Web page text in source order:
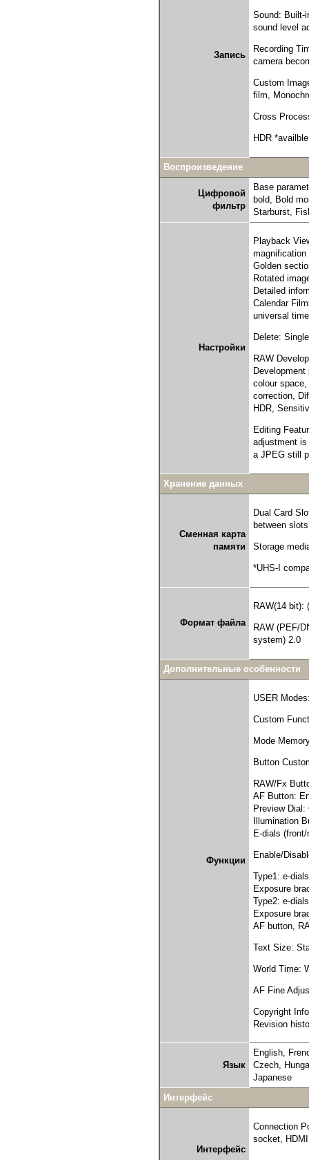
Запись
Sound: Built-
sound level
Recording
camera
Custom
film,
Cross
HDR
Воспроизведение
Цифровой
фильтр
Base
bold, Bold
Starburst,
Настройки
Playback
Golden
Rotated
Detailed
Calendar
universal
Delete:
RAW
colour
correction,
HDR,
Editing
adjustment is
a JPEG still
Хранение данных
Сменная карта
памяти
Dual Card
between
Storage
*UHS-I
Формат файла
RAW(14 bit):
RAW (PEF/
system) 2.0
Дополнительные особенности
Функции
USER
Custom
Mode
Button
RAW/Fx
AF Button:
Preview
Illumination
E-dials
Enable/
Type1: e-
Exposure
Type2: e-
Exposure
AF button,
Text Size:
World Time:
AF Fine
Copyright
Revision
Язык
English,
Czech,
Japanese
Интерфейс
Интерфейс
Connection
socket,